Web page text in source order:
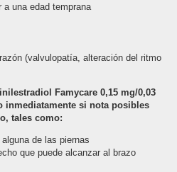
una edad temprana
(valvulopatía, alteración del ritmo
Famycare 0,15 mg/0,03
inmediatamente si nota posibles
tales como:
de las piernas
que puede alcanzar al brazo